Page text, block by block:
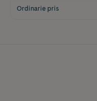
Ordinarie pris